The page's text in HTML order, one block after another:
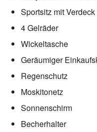
Sportsitz mit
4 Gelräder
Wickeltasche
Geräumiger
Regenschutz
Moskitonetz
Sonnenschirm
Becherhalter